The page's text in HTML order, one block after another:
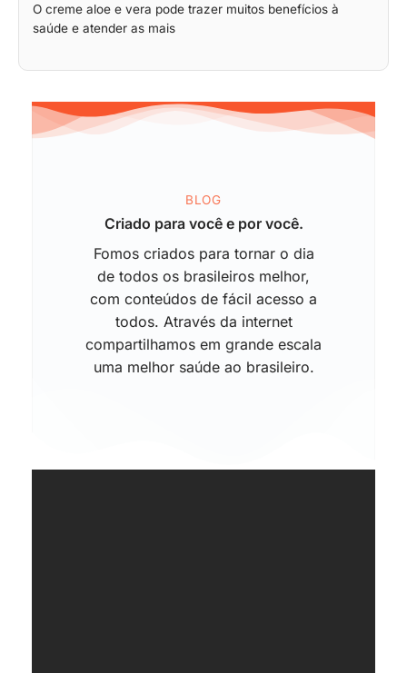
O creme aloe e vera pode trazer muitos benefícios à
saúde e atender as mais
BLOG
Criado para você e por você.
Fomos criados para tornar o dia
de todos os brasileiros melhor,
com conteúdos de fácil acesso a
todos. Através da internet
compartilhamos em grande escala
uma melhor saúde ao brasileiro.